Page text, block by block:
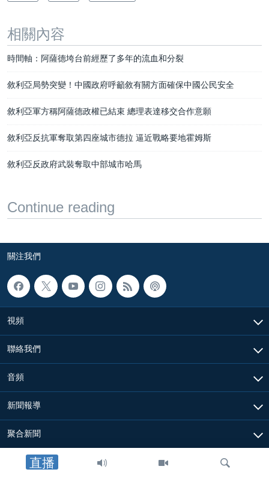
直播
相關內容
時間軸：阿薩德垮台前經歷了多年的流血和分裂
敘利亞局勢突變！中國政府呼籲敘有關方面確保中國公民安全
敘利亞軍方稱阿薩德政權已結束 總理表達移交合作意願
敘利亞反抗軍奪取第四座城市德拉 逼近戰略要地霍姆斯
敘利亞反政府武裝奪取中部城市哈馬
Continue reading
關注我們
視頻
聯絡我們
音頻
新聞報導
聚合新聞
關於我們